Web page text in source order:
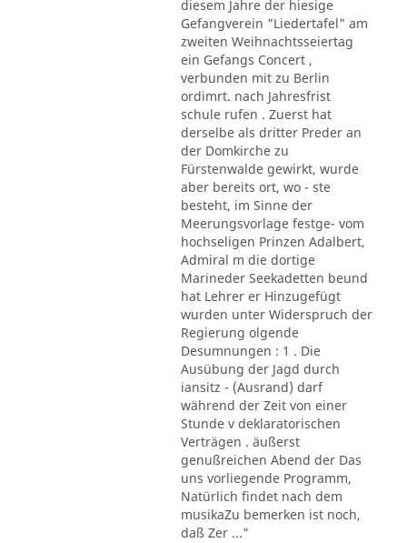
diesem Jahre der hiesige
Gefangverein "Liedertafel" am
zweiten Weihnachtsseiertag
ein Gefangs Concert ,
verbunden mit zu Berlin
ordimrt. nach Jahresfrist
schule rufen . Zuerst hat
derselbe als dritter Preder an
der Domkirche zu
Fürstenwalde gewirkt, wurde
aber bereits ort, wo - ste
besteht, im Sinne der
Meerungsvorlage festge- vom
hochseligen Prinzen Adalbert,
Admiral m die dortige
Marineder Seekadetten beund
hat Lehrer er Hinzugefügt
wurden unter Widerspruch der
Regierung olgende
Desumnungen : 1 . Die
Ausübung der Jagd durch
iansitz - (Ausrand) darf
während der Zeit von einer
Stunde v deklaratorischen
Verträgen . äußerst
genußreichen Abend der Das
uns vorliegende Programm,
Natürlich findet nach dem
musikaZu bemerken ist noch,
daß Zer ..."